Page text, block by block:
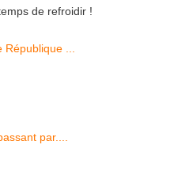
de refroidir !
par....